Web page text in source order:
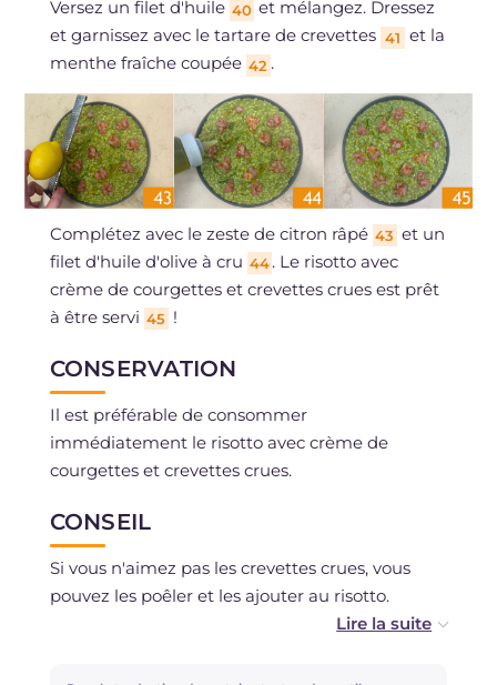
Versez un filet d'huile 40 et mélangez. Dressez
et garnissez avec le tartare de crevettes 41 et la
menthe fraîche coupée 42 .
Complétez avec le zeste de citron râpé 43 et un
filet d'huile d'olive à cru 44 . Le risotto avec
crème de courgettes et crevettes crues est prêt
à être servi 45 !
CONSERVATION
Il est préférable de consommer
immédiatement le risotto avec crème de
courgettes et crevettes crues.
CONSEIL
Si vous n'aimez pas les crevettes crues, vous
pouvez les poêler et les ajouter au risotto.
vous pouvez tout de même préparer le risotto